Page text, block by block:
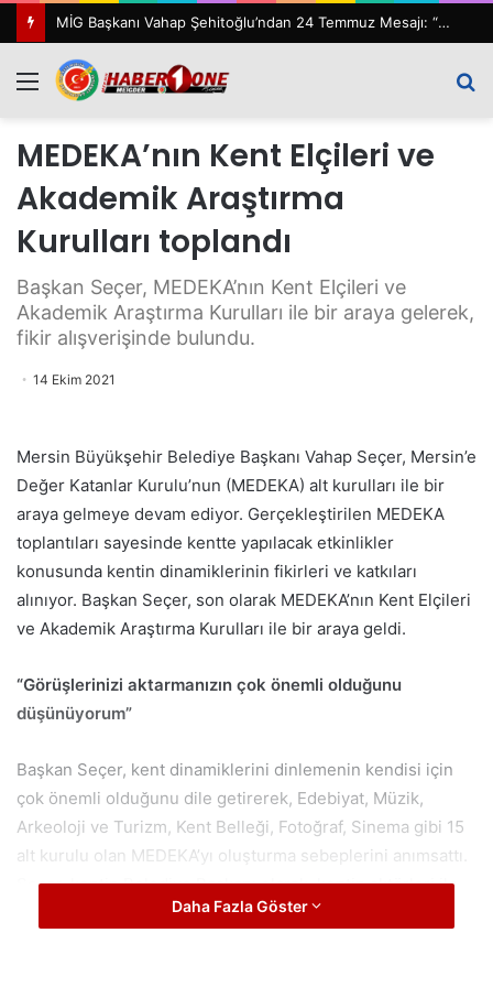
MİG Başkanı Vahap Şehitoğlu’ndan 24 Temmuz Mesajı: “111 Yıl Sonra Hâlâ Basın Özgürlüğünü Konuşuyoruz”
Menü
MEDEKA’nın Kent Elçileri ve
Akademik Araştırma
Kurulları toplandı
Başkan Seçer, MEDEKA’nın Kent Elçileri ve
Akademik Araştırma Kurulları ile bir araya gelerek,
fikir alışverişinde bulundu.
14 Ekim 2021
Mersin Büyükşehir Belediye Başkanı Vahap Seçer, Mersin’e
Değer Katanlar Kurulu’nun (MEDEKA) alt kurulları ile bir
araya gelmeye devam ediyor. Gerçekleştirilen MEDEKA
toplantıları sayesinde kentte yapılacak etkinlikler
konusunda kentin dinamiklerinin fikirleri ve katkıları
alınıyor. Başkan Seçer, son olarak MEDEKA’nın Kent Elçileri
ve Akademik Araştırma Kurulları ile bir araya geldi.
“Görüşlerinizi aktarmanızın çok önemli olduğunu
düşünüyorum”
Başkan Seçer, kent dinamiklerini dinlemenin kendisi için
çok önemli olduğunu dile getirerek, Edebiyat, Müzik,
Arkeoloji ve Turizm, Kent Belleği, Fotoğraf, Sinema gibi 15
alt kurulu olan MEDEKA’yı oluşturma sebeplerini anımsattı.
Seçer, kentin Belediye Başkanı olarak, kentin aktörleri ile
bir araya gelmesinin çok önemli olduğunu ifade
Daha Fazla Göster